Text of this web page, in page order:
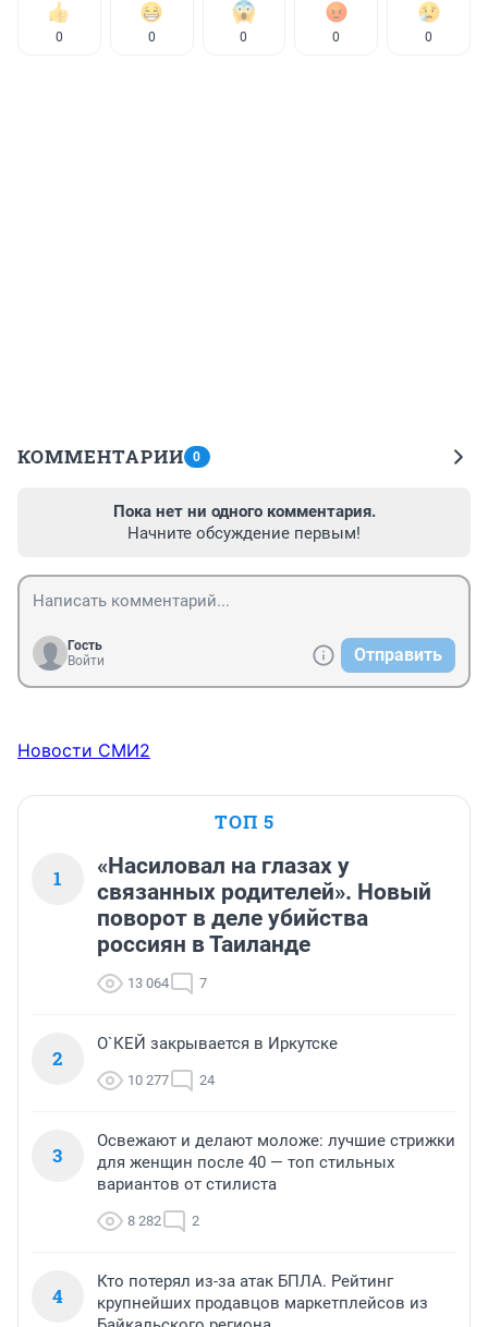
0 0 0 0 0
КОММЕНТАРИИ 0
Пока нет ни одного комментария.
Начните обсуждение первым!
Гость
Войти
Отправить
Новости СМИ2
ТОП 5
1
«Насиловал на глазах у
связанных родителей». Новый
поворот в деле убийства
россиян в Таиланде
13 064 7
2
О`КЕЙ закрывается в Иркутске
10 277 24
3
Освежают и делают моложе: лучшие стрижки
для женщин после 40 — топ стильных
вариантов от стилиста
8 282 2
4
Кто потерял из-за атак БПЛА. Рейтинг
крупнейших продавцов маркетплейсов из